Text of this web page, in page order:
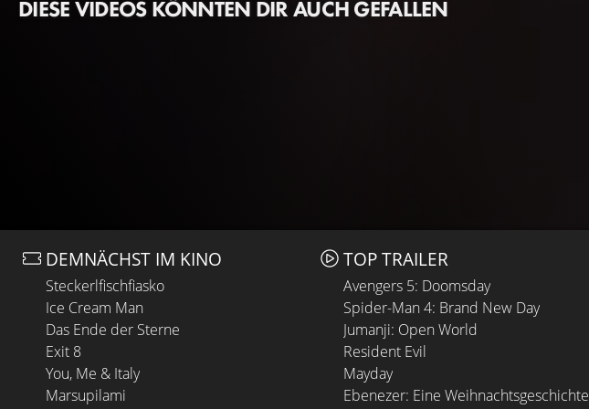
DIESE VIDEOS KÖNNTEN DIR AUCH GEFALLEN
DEMNÄCHST IM KINO
Steckerlfischfiasko
Ice Cream Man
Das Ende der Sterne
Exit 8
You, Me & Italy
Marsupilami
TOP TRAILER
Avengers 5: Doomsday
Spider-Man 4: Brand New Day
Jumanji: Open World
Resident Evil
Mayday
Ebenezer: Eine Weihnachtsgeschichte